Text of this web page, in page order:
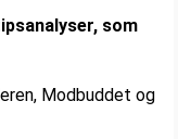
som
Modbuddet og